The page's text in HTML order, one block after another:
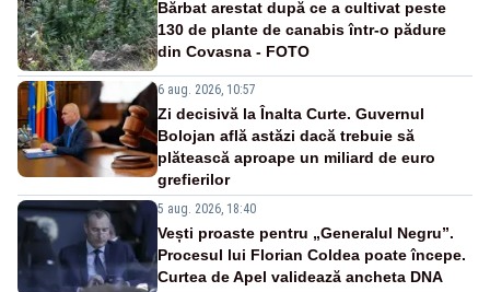
Bărbat arestat după ce a cultivat peste
130 de plante de canabis într-o pădure
din Covasna - FOTO
6 aug. 2026, 10:57
Zi decisivă la Înalta Curte. Guvernul
Bolojan află astăzi dacă trebuie să
plătească aproape un miliard de euro
grefierilor
5 aug. 2026, 18:40
Vești proaste pentru „Generalul Negru”.
Procesul lui Florian Coldea poate începe.
Curtea de Apel validează ancheta DNA